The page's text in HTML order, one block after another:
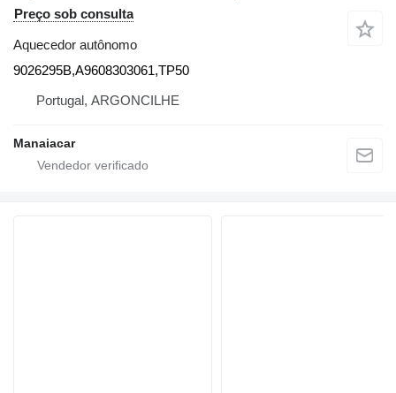
Preço sob consulta
Aquecedor autônomo
9026295B,A9608303061,TP50
Portugal, ARGONCILHE
Manaiacar